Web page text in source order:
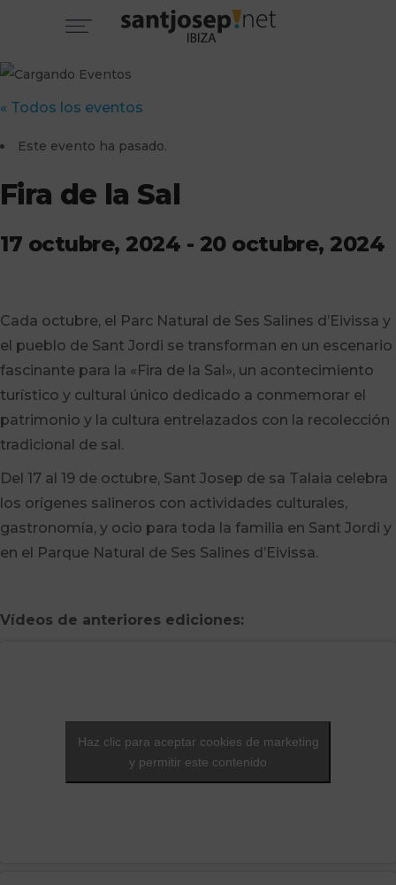
« Todos los eventos
Este evento ha pasado.
Fira de la Sal
17 octubre, 2024 - 20 octubre, 2024
Cada octubre, el Parc Natural de Ses Salines d’Eivissa y
el pueblo de Sant Jordi se transforman en un escenario
fascinante para la «Fira de la Sal», un acontecimiento
turístico y cultural único dedicado a conmemorar el
patrimonio y la cultura entrelazados con la recolección
tradicional de sal.
Del 17 al 19 de octubre, Sant Josep de sa Talaia celebra
los orígenes salineros con actividades culturales,
gastronomía, y ocio para toda la familia en Sant Jordi y
en el Parque Natural de Ses Salines d’Eivissa.
Vídeos de anteriores ediciones:
Haz clic para aceptar cookies de marketing
y permitir este contenido